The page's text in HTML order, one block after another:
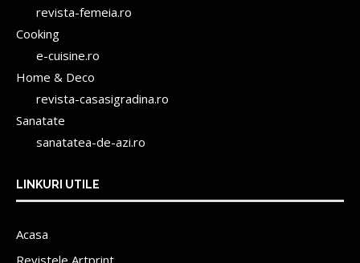
revista-femeia.ro
Cooking
e-cuisine.ro
Home & Deco
revista-casasigradina.ro
Sanatate
sanatatea-de-azi.ro
LINKURI UTILE
Acasa